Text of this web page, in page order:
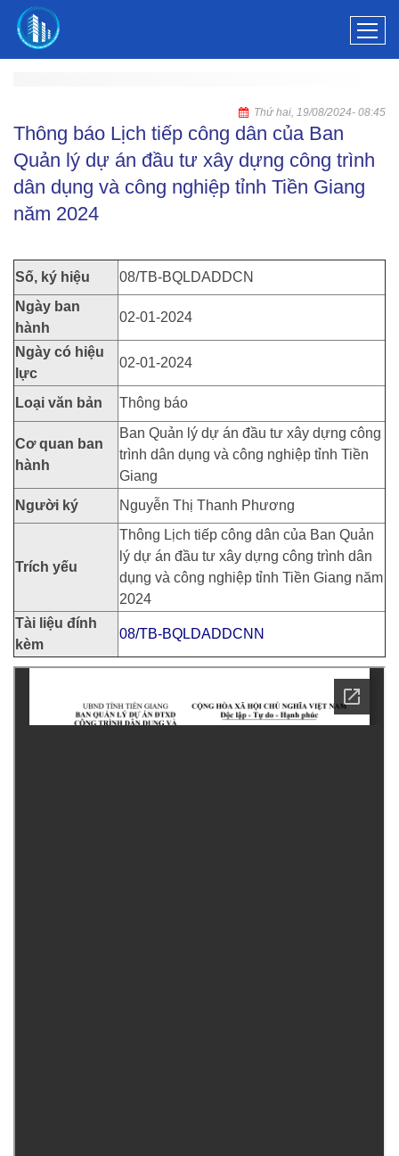
Thứ hai, 19/08/2024- 08:45
Thông báo Lịch tiếp công dân của Ban
Quản lý dự án đầu tư xây dựng công trình
dân dụng và công nghiệp tỉnh Tiền Giang
năm 2024
Số, ký hiệu
08/TB-BQLDADDCN
Ngày ban
hành
02-01-2024
Ngày có hiệu
lực
02-01-2024
Loại văn bản Thông báo
Cơ quan ban
hành
Ban Quản lý dự án đầu tư xây dựng công
trình dân dụng và công nghiệp tỉnh Tiền
Giang
Người ký
Nguyễn Thị Thanh Phương
Trích yếu
Thông Lịch tiếp công dân của Ban Quản
lý dự án đầu tư xây dựng công trình dân
dụng và công nghiệp tỉnh Tiền Giang năm
2024
Tài liệu đính
kèm
08/TB-BQLDADDCNN